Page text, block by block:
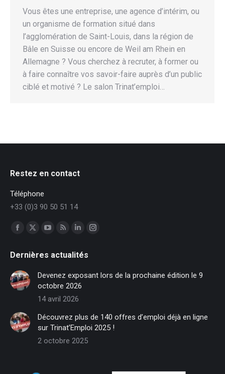
Vous êtes une entreprise, une agence d’intérim, ou
un organisme de formation situé dans
l’agglomération de Saint-Louis, dans la région de
Bâle en Suisse ou encore de Weil am Rhein en
Allemagne ? Vous cherchez à recruter, à former ou
à faire connaître vos savoir-faire auprès d’un public
ciblé et motivé ? Le salon Trinat’emploi…
Restez en contact
Téléphone
+33 (0)3 90 50 51 14
Trouvez nous sur :
Facebook
opens
in
new
window
X
opens
new
window
opens
in
new
window
opens
in
new
window
LinkedIn
opens
in
new
window
Instagram
in
Dernières actualités
Devenez exposant lors de la prochaine édition le 9
octobre 2026
14 avril 2026
Découvrez plus de 140 offres d’emploi déjà en ligne
sur Trinat’Emploi 2025 !
2 octobre 2025